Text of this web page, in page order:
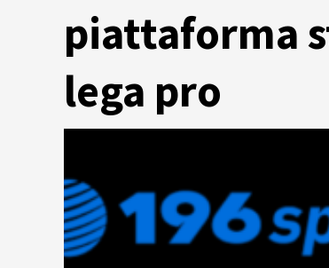
piattaforma
lega pro